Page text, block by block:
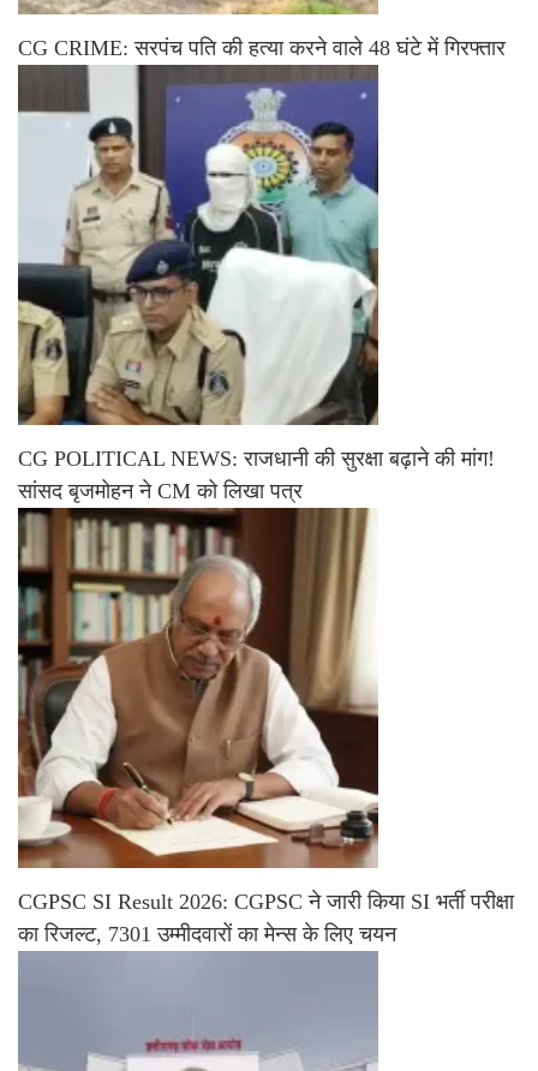
CG CRIME: सरपंच पति की हत्या करने वाले 48 घंटे में गिरफ्तार
CG POLITICAL NEWS: राजधानी की सुरक्षा बढ़ाने की मांग!
सांसद बृजमोहन ने CM को लिखा पत्र
CGPSC SI Result 2026: CGPSC ने जारी किया SI भर्ती परीक्षा
का रिजल्ट, 7301 उम्मीदवारों का मेन्स के लिए चयन